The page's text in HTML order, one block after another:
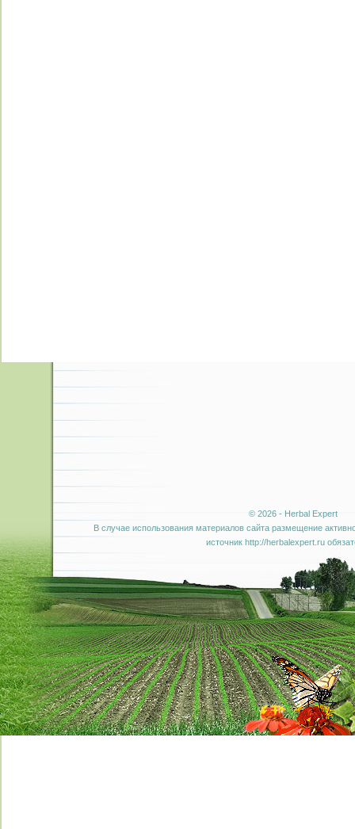
© 2026 - Herbal Expert
В случае использования материалов сайта размещение
источник http://herbalexpert.ru